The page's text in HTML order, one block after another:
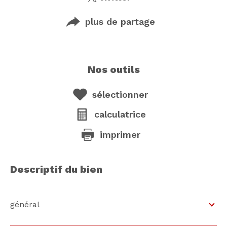
plus de partage
nos outils
sélectionner
calculatrice
imprimer
descriptif du bien
général